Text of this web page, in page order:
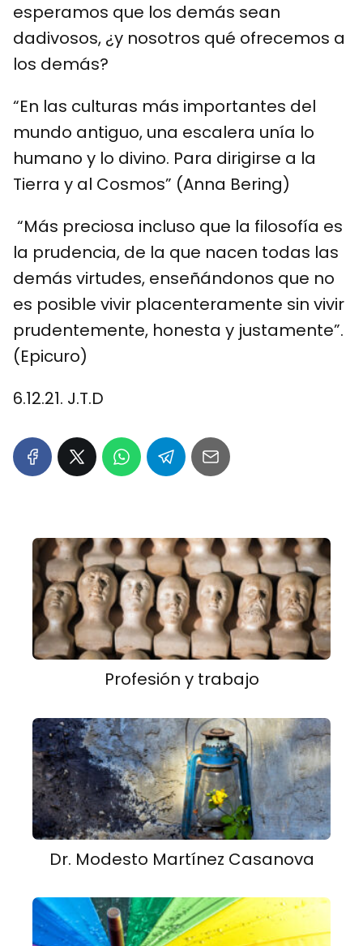
esperamos que los demás sean
dadivosos, ¿y nosotros qué ofrecemos a
los demás?
“En las culturas más importantes del
mundo antiguo, una escalera unía lo
humano y lo divino. Para dirigirse a la
Tierra y al Cosmos” (Anna Bering)
“Más preciosa incluso que la filosofía es
la prudencia, de la que nacen todas las
demás virtudes, enseñándonos que no
es posible vivir placenteramente sin vivir
prudentemente, honesta y justamente”.
(Epicuro)
6.12.21. J.T.D
Profesión y trabajo
Dr. Modesto Martínez Casanova